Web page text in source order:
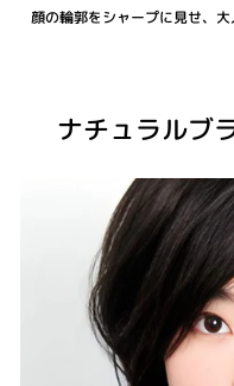
顔の輪郭をシャープに見せ、
ナチュラルブ